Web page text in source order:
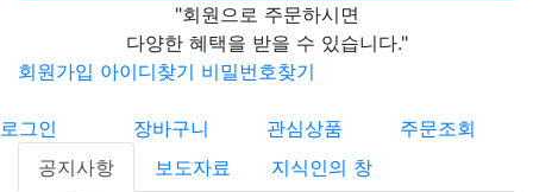
"회원으로 주문하시면
다양한 혜택을 받을 수 있습니다."
회원가입 아이디찾기 비밀번호찾기
로그인 장바구니 관심상품
주문조회
공지사항
보도자료
지식인의 창